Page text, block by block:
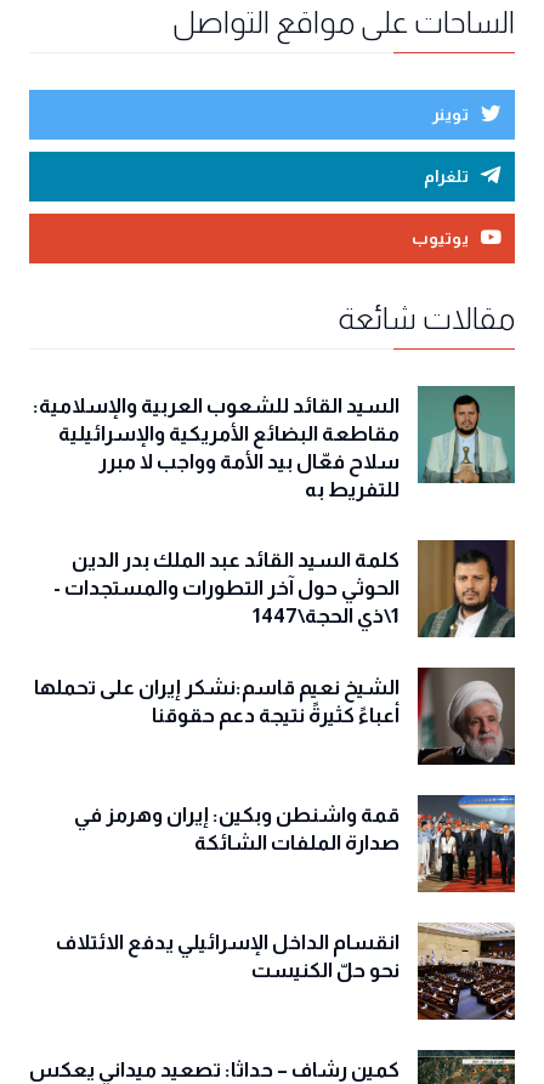
الساحات على مواقع التواصل
توينر
تلغرام
يوتيوب
مقالات شائعة
السيد القائد للشعوب العربية والإسلامية:
مقاطعة البضائع الأمريكية والإسرائيلية
سلاح فعّال بيد الأمة وواجب لا مبرر
للتفريط به
كلمة السيد القائد عبد الملك بدر الدين
الحوثي حول آخر التطورات والمستجدات -
1\ذي الحجة\1447
الشيخ نعيم قاسم:نشكر إيران على تحملها
أعباءً كثيرةً نتيجة دعم حقوقنا
قمة واشنطن وبكين: إيران وهرمز في
صدارة الملفات الشائكة
انقسام الداخل الإسرائيلي يدفع الائتلاف
نحو حلّ الكنيست
كمين رشاف – حداثا: تصعيد ميداني يعكس